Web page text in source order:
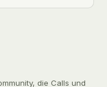
die Calls und